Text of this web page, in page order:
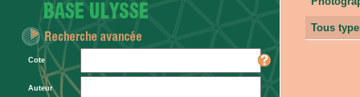
Cote
Auteur
Tous